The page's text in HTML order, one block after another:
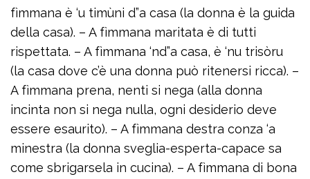
fìmmana è ‘u timùni d”a casa (la donna è la guida
della casa). – A fìmmana maritata è di tutti
rispettata. – A fìmmana ‘nd”a casa, è ‘nu trisòru
(la casa dove c’è una donna può ritenersi ricca). –
A fìmmana prena, nenti si nega (alla donna
incinta non si nega nulla, ogni desiderio deve
essere esaurito). – A fìmmana destra conza ‘a
minestra (la donna sveglia-esperta-capace sa
come sbrigarsela in cucina). – A fìmmana di bona